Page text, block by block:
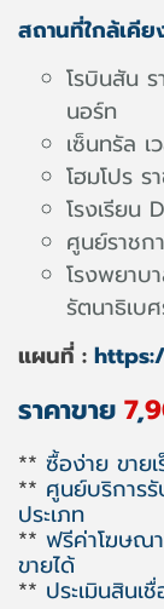
สถานที่ใกล้เคีย
โรบินสัน
นอร์ท
เซ็นทรัล
โฮมโปร
โรงเรียน
ศูนย์ราช
โรงพยาบ
รัตนาธิเบ
แผนที่ :
ราคาขาย 7,
** ซื้อง่าย ขาย
** ศูนย์บริการ
ประเภท
** ฟรีค่าโฆษณ
ขายได้
** ประเมินสิน